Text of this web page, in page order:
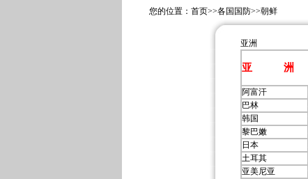
您的位置： 首页>>各国国防>>朝鲜
亚洲
亚 洲
阿富汗
巴林
韩国
黎巴嫩
日本
土耳其
亚美尼亚